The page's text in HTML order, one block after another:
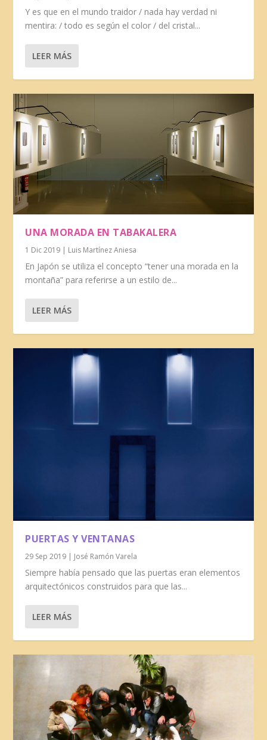
Y es que en el mundo traidor / nada hay verdad ni
mentira: / todo es según el color / del cristal...
LEER MÁS
UNA MORADA EN TABAKALERA
1 Dic 2019 | Luis Martínez Aniesa
En Japón se utiliza el concepto “tener una morada en la
montaña” para referirse a un estilo de...
LEER MÁS
PUERTAS Y VENTANAS
29 Sep 2019 | José Ramón Varela
Siempre había pensado que las puertas eran elementos
arquitectónicos construidos para que las...
LEER MÁS